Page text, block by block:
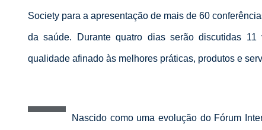
Society para a apresentação de mais de 60
da saúde. Durante quatro dias serão discutidas
qualidade afinado às melhores práticas, produtos e
Nascido como uma evolução do Fórum